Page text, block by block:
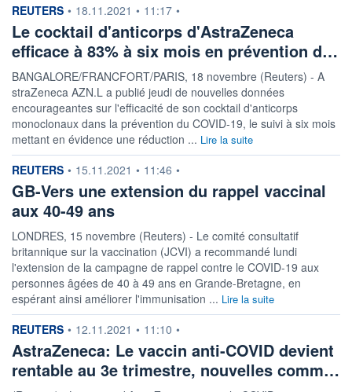
information fournie par
REUTERS • 18.11.2021 • 11:17 •
Le cocktail d'anticorps d'AstraZeneca
efficace à 83% à six mois en prévention d…
BANGALORE/FRANCFORT/PARIS, 18 novembre (Reuters) - A
straZeneca AZN.L a publié jeudi de nouvelles données
encourageantes sur l'efficacité de son cocktail d'anticorps
monoclonaux dans la prévention du COVID-19, le suivi à six mois
mettant en évidence une réduction ... Lire la suite
information fournie par
REUTERS • 15.11.2021 • 11:46 •
GB-Vers une extension du rappel vaccinal
aux 40-49 ans
LONDRES, 15 novembre (Reuters) - Le comité consultatif
britannique sur la vaccination (JCVI) a recommandé lundi
l'extension de la campagne de rappel contre le COVID-19 aux
personnes âgées de 40 à 49 ans en Grande-Bretagne, en
espérant ainsi améliorer l'immunisation ... Lire la suite
information fournie par
REUTERS • 12.11.2021 • 11:10 •
AstraZeneca: Le vaccin anti-COVID devient
rentable au 3e trimestre, nouvelles comm…